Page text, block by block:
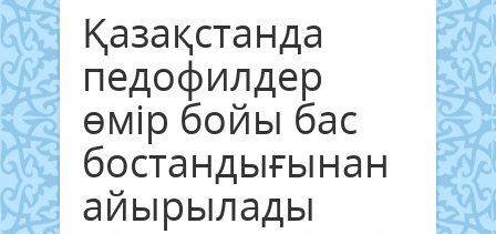
Қазақстанда
педофилдер
өмір бойы бас
бостандығынан
айырылады